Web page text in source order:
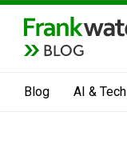
BLOG
Blog AI & Tech